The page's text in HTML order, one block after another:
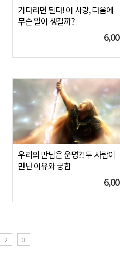
기다리면 된다! 이 사랑, 다음에
무슨 일이 생길까?
우리의 만남은 운명?! 두 사람이
만난 이유와 궁합
2 3